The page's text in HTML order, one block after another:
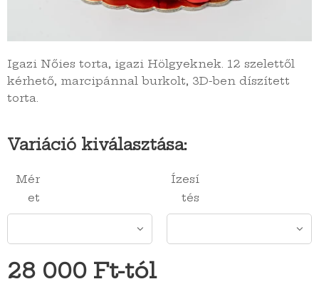
Igazi Nőies torta, igazi Hölgyeknek. 12 szelettől
kérhető, marcipánnal burkolt, 3D-ben díszített
torta.
Variáció kiválasztása:
Mér
et
Ízesí
tés
28 000 Ft-tól